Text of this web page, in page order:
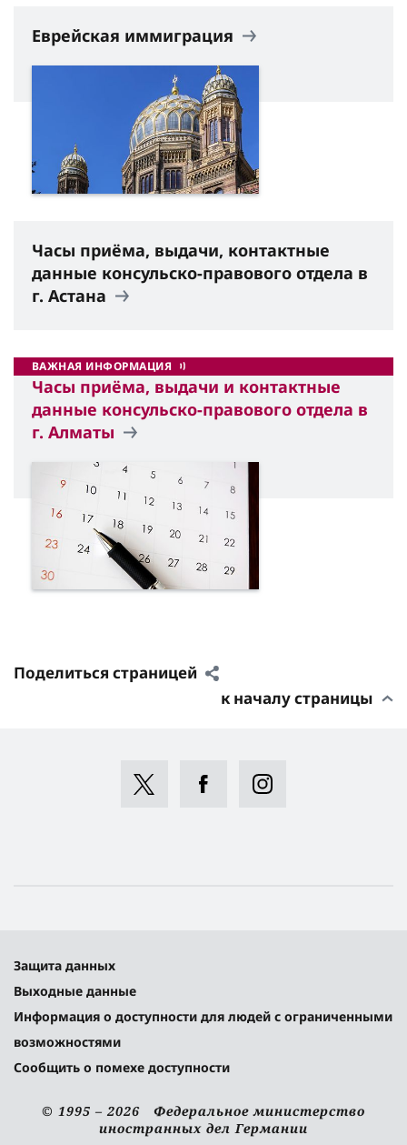
Еврейская иммиграция
Часы приёма, выдачи, контактные
данные консульско-правового отдела в
г. Астана
ВАЖНАЯ ИНФОРМАЦИЯ
Часы приёма, выдачи и контактные
данные консульско-правового отдела в
г. Алматы
Поделиться страницей
к началу страницы
Защита данных
Выходные данные
Информация о доступности для людей с ограниченными
возможностями
Сообщить о помехе доступности
© 1995 – 2026 Федеральное министерство
иностранных дел Германии